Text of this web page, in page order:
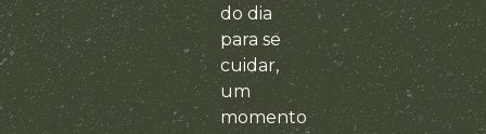
do dia
para se
cuidar,
um
momento